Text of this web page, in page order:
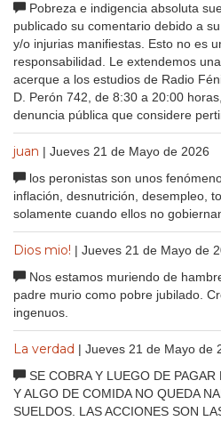
Pobreza e indigencia absoluta
publicado su comentario debido a
y/o injurias manifiestas. Esto no es
responsabilidad. Le extendemos
acerque a los estudios de Radio
D. Perón 742, de 8:30 a 20:00
denuncia pública que considere
juan | Jueves 21 de Mayo de 2026
los peronistas son unos
inflación, desnutrición, desempleo,
solamente cuando ellos no
Dios mio! | Jueves 21 de Mayo de
Nos estamos muriendo de
padre murio como pobre jubilado.
ingenuos.
La verdad | Jueves 21 de Mayo de
SE COBRA Y LUEGO DE
Y ALGO DE COMIDA NO QUEDA
SUELDOS. LAS ACCIONES SON